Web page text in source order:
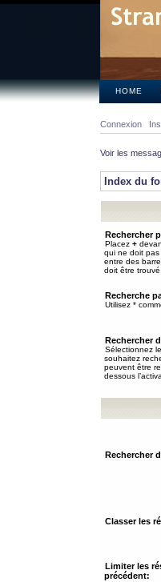
HOME
Connexion
Voir les
Index du
Rechercher
Placez +
qui ne doit
entre des
doit être
Recherche
Utilisez *
Rechercher
Sélectionnez
souhaitez
peuvent être
dessous
Rechercher
Classer les
Limiter les
précédent: